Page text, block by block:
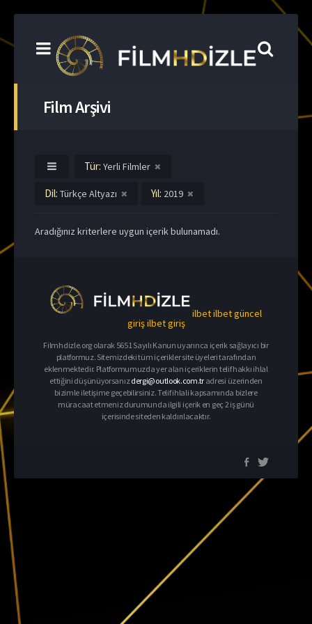
Film Arşivi
Tür: Yerli Filmler
Dil: Türkçe Altyazı Yıl: 2019
Aradığınız kriterlere uygun içerik bulunamadı.
ilbetilbet güncel
girişilbet giriş
Filmhdizle.org olarak 5651 Sayılı Kanun uyarınca içerik sağlayıcı bir
platformuz. Sitemizdeki tüm içerikler site üyeleri tarafından
eklenmektedir. Platformumuzda yer alan içeriklerin telif hakkı ihlal
ettiğini düşünüyorsanızdergi@outlook.com.tr adresi üzerinden
bizimle iletişime geçebilirsiniz. Telif ihlali kapsamında bizlere
müracaat etmeniz durumunda ilgili içerik en geç 2 iş günü
içerisinde siteden kaldırılacaktır.